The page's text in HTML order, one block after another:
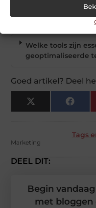
Wat gebeurt er
Welke tools zijn
geoptimaliseerde
Goed artikel? Deel
X
(Twitter)
Tags
Marketing
DEEL DIT:
Begin
met bloggen